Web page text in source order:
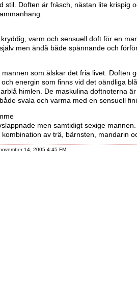
stil. Doften är fräsch, nästan lite krispig
kryddig, varm och sensuell doft för en
men ändå både spännande och
mannen som älskar det fria livet. Doften
energin som finns vid det oändliga
himlen. De maskulina doftnoterna
svala och varma med en sensuell
men samtidigt sexige
kombination av trä, bärnsten, mandarin
14, 2005 4:45 FM